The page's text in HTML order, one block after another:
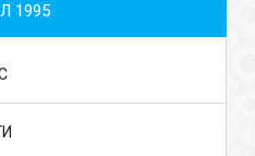
1995